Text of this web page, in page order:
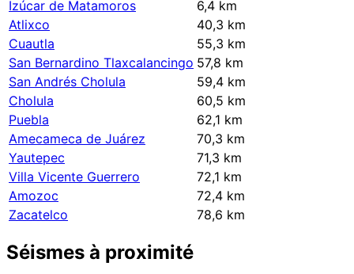
Izúcar de Matamoros
6,4 km
Atlixco
40,3 km
Cuautla
55,3 km
San Bernardino Tlaxcalancingo 57,8 km
San Andrés Cholula
59,4 km
Cholula
60,5 km
Puebla
62,1 km
Amecameca de Juárez
70,3 km
Yautepec
71,3 km
Villa Vicente Guerrero
72,1 km
Amozoc
72,4 km
Zacatelco
78,6 km
Séismes à proximité